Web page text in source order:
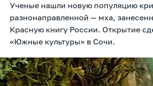
Ученые нашли новую популяцию
разнонаправленной — мха,
Красную книгу России. Открытие
«Южные культуры» в Сочи.